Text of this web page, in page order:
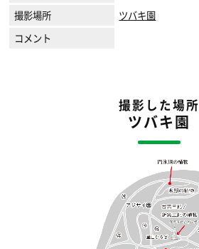
撮影場所
ツバキ園
コメント
撮影した場所
ツバキ園